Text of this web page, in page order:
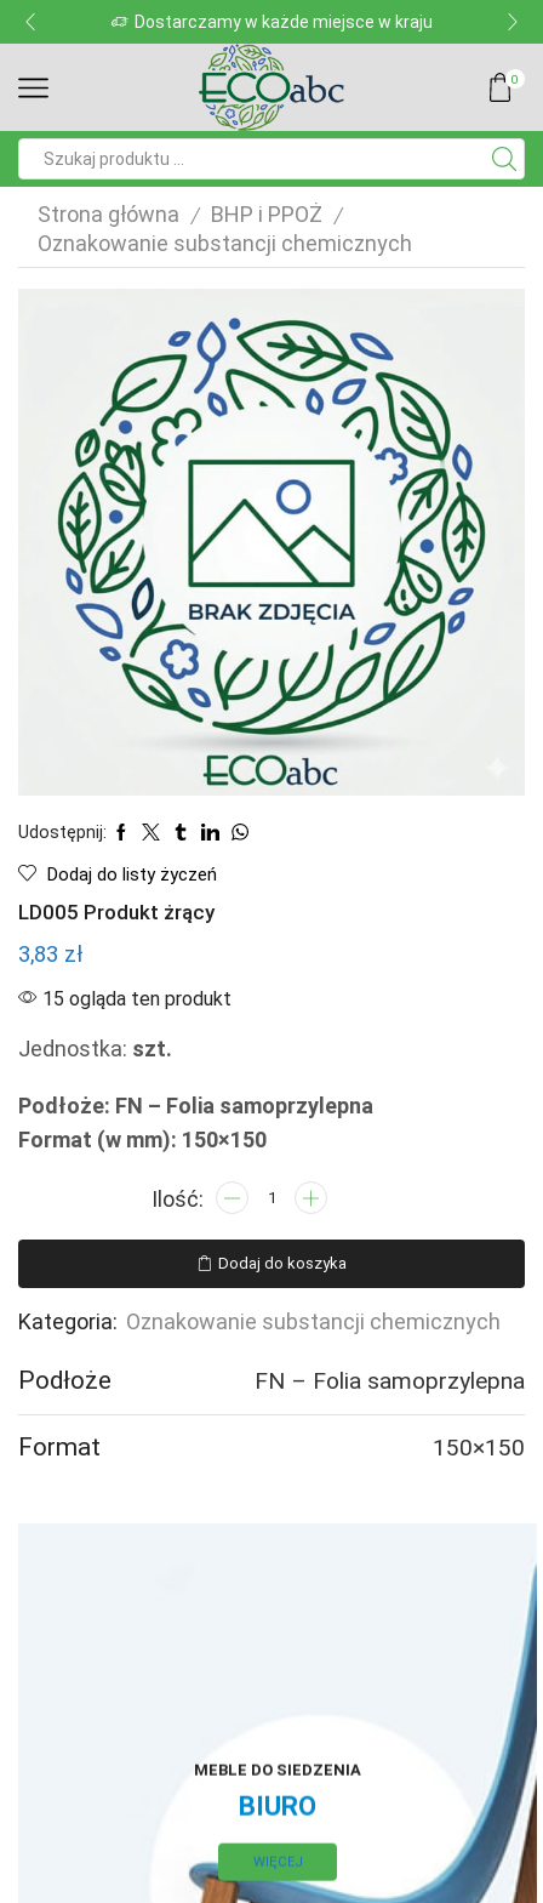
Dostarczamy w każde miejsce w kraju
0
Strona główna / BHP i PPOŻ /
Oznakowanie substancji chemicznych
Udostępnij:
Dodaj do listy życzeń
LD005 Produkt żrący
3,83 zł
15 ogląda ten produkt
Jednostka: szt.
Podłoże: FN – Folia samoprzylepna
Format (w mm): 150×150
ilość
Produkt
żrący
Dodaj do koszyka
Kategoria: Oznakowanie substancji chemicznych
Podłoże FN – Folia samoprzylepna
Format 150×150
MEBLE DO SIEDZENIA
BIURO
WIĘCEJ